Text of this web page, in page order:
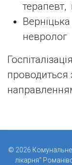
терапевт,
невролог
проводиться
© 2026 Комунальне
лікарня"